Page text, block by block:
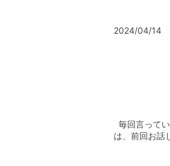
2024/04/14
毎回言って
は、前回お話